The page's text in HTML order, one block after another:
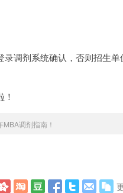
调剂系统确认，否则招生
MBA调剂指南！